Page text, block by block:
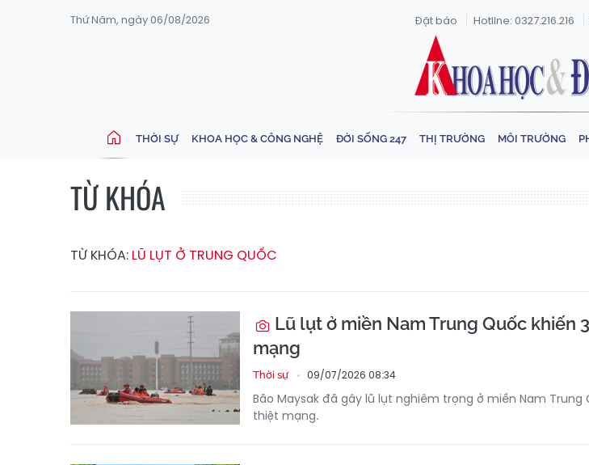
Thứ Năm, ngày 06/08/2026 Đặt báo Hotline: 0327.216.216
THỜI SỰ KHOA HỌC & CÔNG NGHỆ ĐỜI SỐNG 247 THỊ TRƯỜNG MÔI TRƯỜNG
TỪ KHÓA
TỪ KHÓA: LŨ LỤT Ở TRUNG QUỐC
Lũ lụt ở miền Nam Trung Quốc khiến
mạng
Thời sự 09/07/2026 08:34
Bão Maysak đã gây lũ lụt nghiêm trọng ở miền Nam Trung
thiệt mạng.